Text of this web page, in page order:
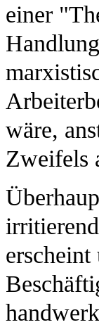
einer
wäre,
Zweifels